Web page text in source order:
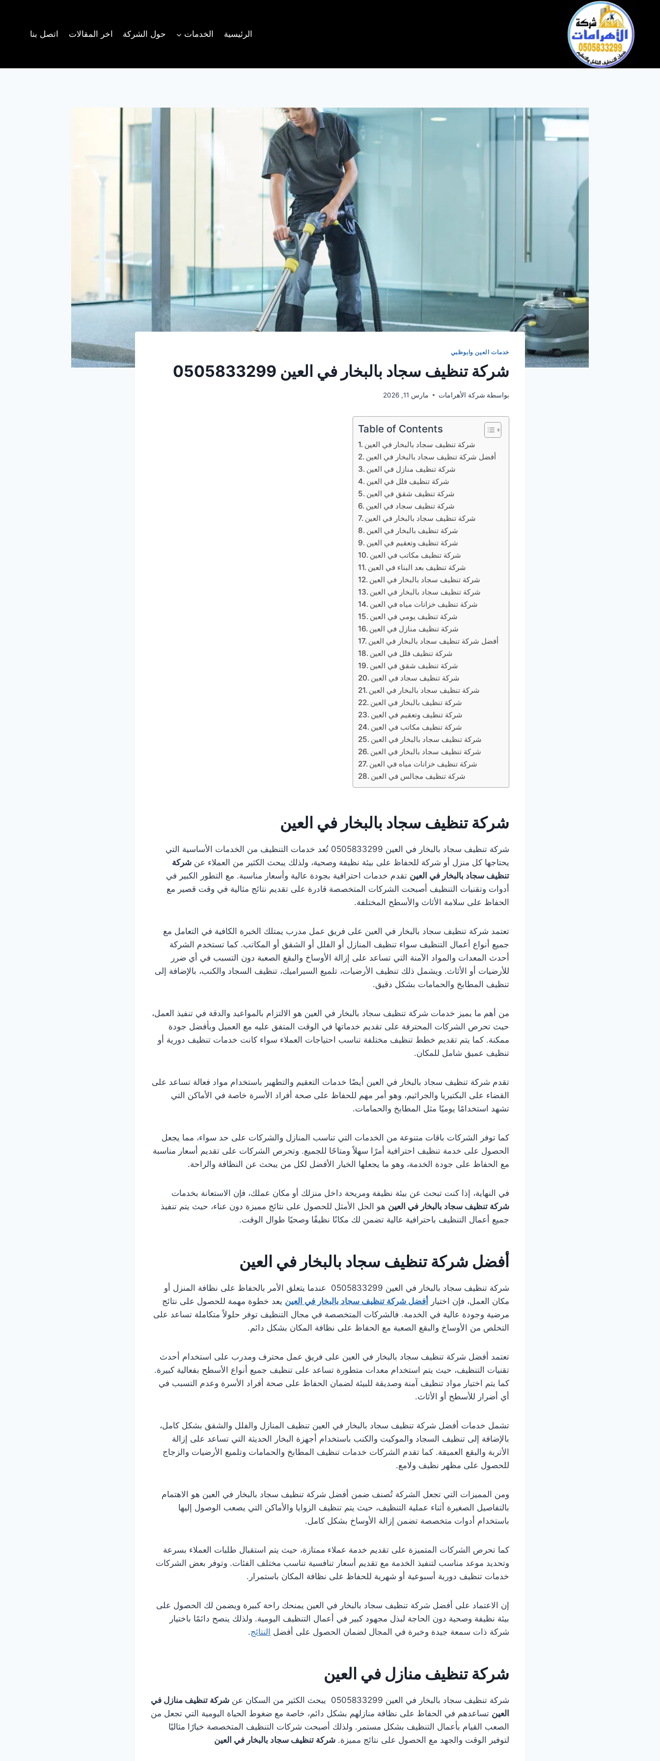
المحتوى
الرئيسية الخدمات حول الشركة اخر المقالات اتصل بنا
خدمات العين وابوظبي
شركة تنظيف سجاد بالبخار في العين 0505833299
بواسطة شركة الأهرامات مارس 11, 2026
Table of Contents
شركة تنظيف سجاد بالبخار في العين
أفضل شركة تنظيف سجاد بالبخار في العين
شركة تنظيف منازل في العين
شركة تنظيف فلل في العين
شركة تنظيف شقق في العين
شركة تنظيف سجاد في العين
شركة تنظيف سجاد بالبخار في العين
شركة تنظيف بالبخار في العين
شركة تنظيف وتعقيم في العين
شركة تنظيف مكاتب في العين
شركة تنظيف بعد البناء في العين
شركة تنظيف سجاد بالبخار في العين
شركة تنظيف سجاد بالبخار في العين
شركة تنظيف خزانات مياه في العين
شركة تنظيف يومي في العين
شركة تنظيف منازل في العين
أفضل شركة تنظيف سجاد بالبخار في العين
شركة تنظيف فلل في العين
شركة تنظيف شقق في العين
شركة تنظيف سجاد في العين
شركة تنظيف سجاد بالبخار في العين
شركة تنظيف بالبخار في العين
شركة تنظيف وتعقيم في العين
شركة تنظيف مكاتب في العين
شركة تنظيف سجاد بالبخار في العين
شركة تنظيف سجاد بالبخار في العين
شركة تنظيف خزانات مياه في العين
شركة تنظيف مجالس في العين
شركة تنظيف سجاد بالبخار في العين
شركة تنظيف سجاد بالبخار في العين 0505833299 تُعد خدمات التنظيف من الخدمات الأساسية التي
يحتاجها كل منزل أو شركة للحفاظ على بيئة نظيفة وصحية، ولذلك يبحث الكثير من العملاء عن شركة
تنظيف سجاد بالبخار في العين تقدم خدمات احترافية بجودة عالية وأسعار مناسبة. مع التطور الكبير في
أدوات وتقنيات التنظيف أصبحت الشركات المتخصصة قادرة على تقديم نتائج مثالية في وقت قصير مع
الحفاظ على سلامة الأثاث والأسطح المختلفة.
تعتمد شركة تنظيف سجاد بالبخار في العين على فريق عمل مدرب يمتلك الخبرة الكافية في التعامل مع
جميع أنواع أعمال التنظيف سواء تنظيف المنازل أو الفلل أو الشقق أو المكاتب. كما تستخدم الشركة
أحدث المعدات والمواد الآمنة التي تساعد على إزالة الأوساخ والبقع الصعبة دون التسبب في أي ضرر
للأرضيات أو الأثاث. ويشمل ذلك تنظيف الأرضيات، تلميع السيراميك، تنظيف السجاد والكنب، بالإضافة إلى
تنظيف المطابخ والحمامات بشكل دقيق.
من أهم ما يميز خدمات شركة تنظيف سجاد بالبخار في العين هو الالتزام بالمواعيد والدقة في تنفيذ العمل،
حيث تحرص الشركات المحترفة على تقديم خدماتها في الوقت المتفق عليه مع العميل وبأفضل جودة
ممكنة. كما يتم تقديم خطط تنظيف مختلفة تناسب احتياجات العملاء سواء كانت خدمات تنظيف دورية أو
تنظيف عميق شامل للمكان.
تقدم شركة تنظيف سجاد بالبخار في العين أيضًا خدمات التعقيم والتطهير باستخدام مواد فعالة تساعد على
القضاء على البكتيريا والجراثيم، وهو أمر مهم للحفاظ على صحة أفراد الأسرة خاصة في الأماكن التي
تشهد استخدامًا يوميًا مثل المطابخ والحمامات.
كما توفر الشركات باقات متنوعة من الخدمات التي تناسب المنازل والشركات على حد سواء، مما يجعل
الحصول على خدمة تنظيف احترافية أمرًا سهلاً ومتاحًا للجميع. وتحرص الشركات على تقديم أسعار مناسبة
مع الحفاظ على جودة الخدمة، وهو ما يجعلها الخيار الأفضل لكل من يبحث عن النظافة والراحة.
في النهاية، إذا كنت تبحث عن بيئة نظيفة ومريحة داخل منزلك أو مكان عملك، فإن الاستعانة بخدمات
شركة تنظيف سجاد بالبخار في العين هو الحل الأمثل للحصول على نتائج مميزة دون عناء، حيث يتم تنفيذ
جميع أعمال التنظيف باحترافية عالية تضمن لك مكانًا نظيفًا وصحيًا طوال الوقت.
أفضل شركة تنظيف سجاد بالبخار في العين
شركة تنظيف سجاد بالبخار في العين 0505833299 عندما يتعلق الأمر بالحفاظ على نظافة المنزل أو
مكان العمل، فإن اختيار أفضل شركة تنظيف سجاد بالبخار في العين يعد خطوة مهمة للحصول على نتائج
مرضية وجودة عالية في الخدمة. فالشركات المتخصصة في مجال التنظيف توفر حلولاً متكاملة تساعد على
التخلص من الأوساخ والبقع الصعبة مع الحفاظ على نظافة المكان بشكل دائم.
تعتمد أفضل شركة تنظيف سجاد بالبخار في العين على فريق عمل محترف ومدرب على استخدام أحدث
تقنيات التنظيف، حيث يتم استخدام معدات متطورة تساعد على تنظيف جميع أنواع الأسطح بفعالية كبيرة.
كما يتم اختيار مواد تنظيف آمنة وصديقة للبيئة لضمان الحفاظ على صحة أفراد الأسرة وعدم التسبب في
أي أضرار للأسطح أو الأثاث.
تشمل خدمات أفضل شركة تنظيف سجاد بالبخار في العين تنظيف المنازل والفلل والشقق بشكل كامل،
بالإضافة إلى تنظيف السجاد والموكيت والكنب باستخدام أجهزة البخار الحديثة التي تساعد على إزالة
الأتربة والبقع العميقة. كما تقدم الشركات خدمات تنظيف المطابخ والحمامات وتلميع الأرضيات والزجاج
للحصول على مظهر نظيف ولامع.
ومن المميزات التي تجعل الشركة تُصنف ضمن أفضل شركة تنظيف سجاد بالبخار في العين هو الاهتمام
بالتفاصيل الصغيرة أثناء عملية التنظيف، حيث يتم تنظيف الزوايا والأماكن التي يصعب الوصول إليها
باستخدام أدوات متخصصة تضمن إزالة الأوساخ بشكل كامل.
كما تحرص الشركات المتميزة على تقديم خدمة عملاء ممتازة، حيث يتم استقبال طلبات العملاء بسرعة
وتحديد موعد مناسب لتنفيذ الخدمة مع تقديم أسعار تنافسية تناسب مختلف الفئات. وتوفر بعض الشركات
خدمات تنظيف دورية أسبوعية أو شهرية للحفاظ على نظافة المكان باستمرار.
إن الاعتماد على أفضل شركة تنظيف سجاد بالبخار في العين يمنحك راحة كبيرة ويضمن لك الحصول على
بيئة نظيفة وصحية دون الحاجة لبذل مجهود كبير في أعمال التنظيف اليومية. ولذلك ينصح دائمًا باختيار
شركة ذات سمعة جيدة وخبرة في المجال لضمان الحصول على أفضل النتائج.
شركة تنظيف منازل في العين
شركة تنظيف سجاد بالبخار في العين 0505833299 يبحث الكثير من السكان عن
شركة تنظيف منازل في
العين تساعدهم في الحفاظ على نظافة منازلهم بشكل دائم، خاصة مع ضغوط الحياة اليومية التي تجعل من
الصعب القيام بأعمال التنظيف بشكل مستمر. ولذلك أصبحت شركات التنظيف المتخصصة خيارًا مثاليًا
لتوفير الوقت والجهد مع الحصول على نتائج مميزة. شركة تنظيف سجاد بالبخار في العين